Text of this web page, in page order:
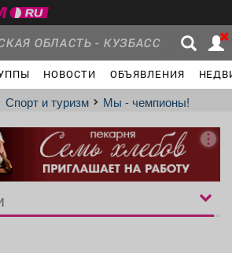
ОБЛАСТЬ - КУЗБАСС
НОВОСТИ ОБЪЯВЛЕНИЯ
Группы
Недвижимость Услуги
Спорт и туризм Мы - чемпионы!